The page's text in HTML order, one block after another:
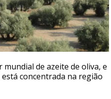
de azeite de oliva, e
concentrada na região